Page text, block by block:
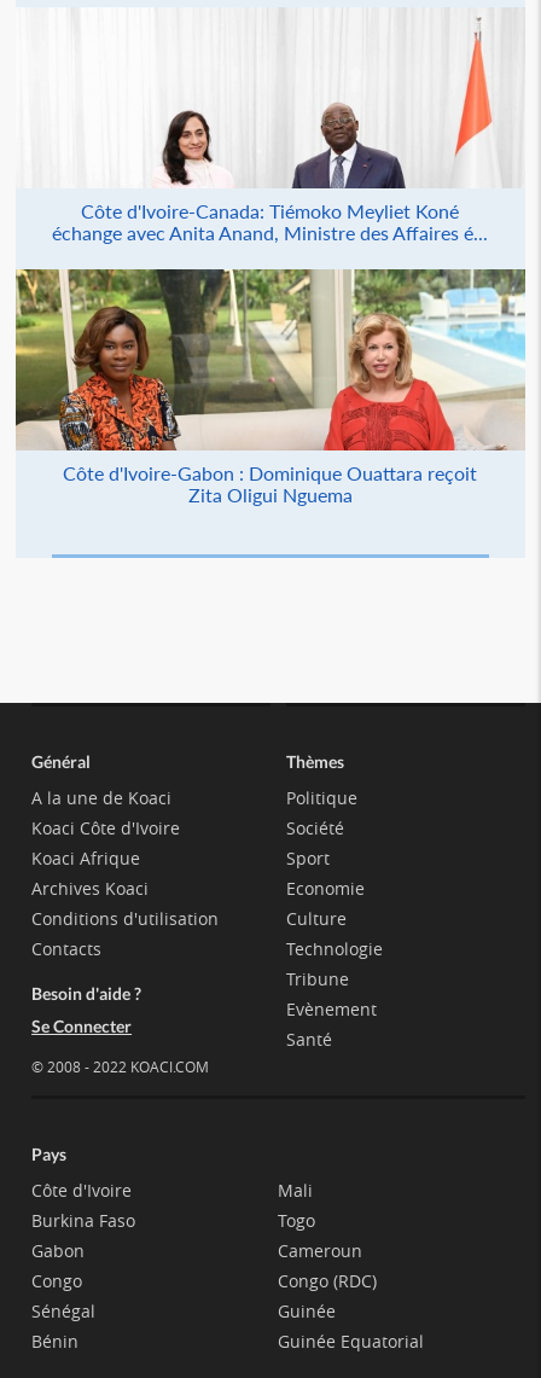
Côte d'Ivoire-Canada: Tiémoko Meyliet Koné
échange avec Anita Anand, Ministre des Affaires é...
Côte d'Ivoire-Gabon : Dominique Ouattara reçoit
Zita Oligui Nguema
Général
A la une de Koaci
Koaci Côte d'Ivoire
Koaci Afrique
Archives Koaci
Conditions d'utilisation
Contacts
Besoin d'aide ?
Se Connecter
© 2008 - 2022 KOACI.COM
Thèmes
Politique
Société
Sport
Economie
Culture
Technologie
Tribune
Evènement
Santé
Pays
Côte d'Ivoire
Burkina Faso
Gabon
Congo
Sénégal
Bénin
Mali
Togo
Cameroun
Congo (RDC)
Guinée
Guinée Equatorial